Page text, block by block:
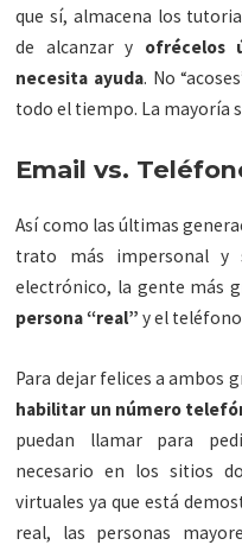
que sí, almacena los
de alcanzar y ofrécelos
necesita ayuda. No
todo el tiempo. La mayoría
Email vs.
Así como las últimas
trato más impersonal y
electrónico, la gente más
persona “real” y el
Para dejar felices a ambos
habilitar un número
puedan llamar para
necesario en los sitios
virtuales ya que está
real, las personas